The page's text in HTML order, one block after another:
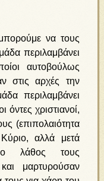
να τους
περιλαμβάνει
αυτοβούλως
στις αρχές την
περιλαμβάνει
όντες χριστιανοί,
(επιπολαιότητα
αλλά μετά
λάθος τους
μαρτυρούσαν